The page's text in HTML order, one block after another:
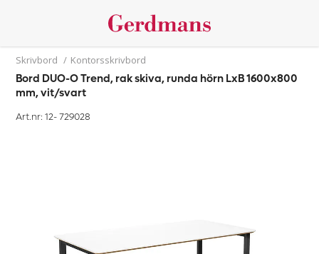
Skrivbord / Kontorsskrivbord
Bord DUO-O Trend, rak skiva, runda hörn LxB 1600x800
mm, vit/svart
Art.nr: 12-729028